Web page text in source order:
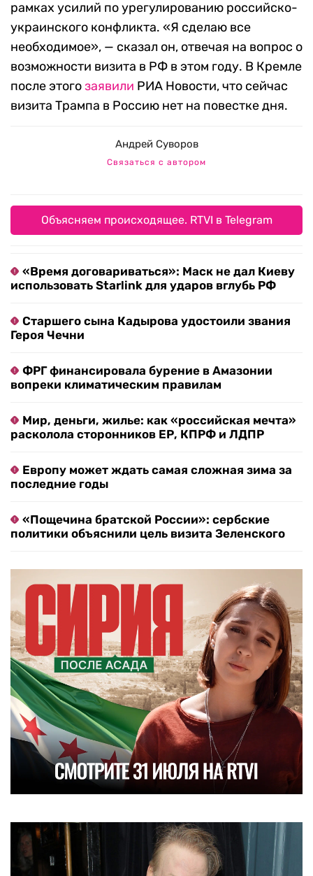
рамках усилий по урегулированию российско-
украинского конфликта. «Я сделаю все
необходимое», — сказал он, отвечая на вопрос о
возможности визита в РФ в этом году. В Кремле
после этогозаявили РИА Новости, что сейчас
визита Трампа в Россию нет на повестке дня.
Андрей Суворов
Связаться с автором
Объясняем происходящее. RTVI в Telegram
«Время договариваться»: Маск не дал Киеву
использовать Starlink для ударов вглубь РФ
Старшего сына Кадырова удостоили звания
Героя Чечни
ФРГ финансировала бурение в Амазонии
вопреки климатическим правилам
Мир, деньги, жилье: как «российская мечта»
расколола сторонников ЕР, КПРФ и ЛДПР
Европу может ждать самая сложная зима за
последние годы
«Пощечина братской России»: сербские
политики объяснили цель визита Зеленского